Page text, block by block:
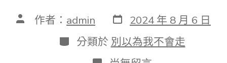
文 作者： admin 發
表
日
期
2024 年 8 月 6 日
分
類
分類於 別以為我不會走